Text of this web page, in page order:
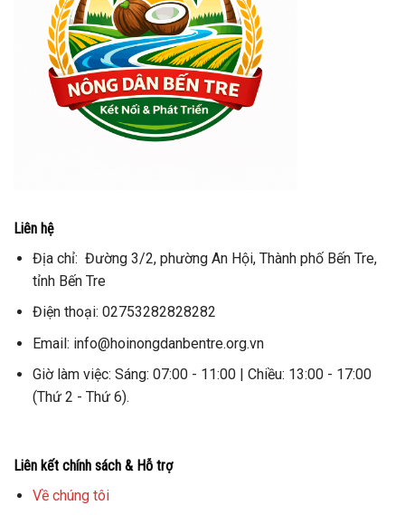
Liên hệ
Địa chỉ: Đường 3/2, phường An Hội, Thành phố Bến Tre,
tỉnh Bến Tre
Điện thoại: 02753282828282
Email: info@hoinongdanbentre.org.vn
Giờ làm việc: Sáng: 07:00 - 11:00 | Chiều: 13:00 - 17:00
(Thứ 2 - Thứ 6).
Liên kết chính sách & Hỗ trợ
Về chúng tôi